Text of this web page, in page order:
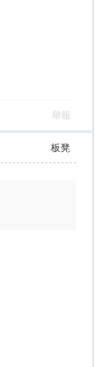
舉報
板凳